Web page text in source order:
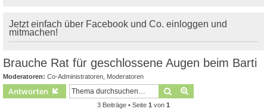
Jetzt einfach über Facebook und Co. einloggen und
mitmachen!
Brauche Rat für geschlossene Augen beim Barti
Moderatoren: Co-Administratoren Moderatoren
Antworten Suche
3 Beiträge • Seite 1 von 1